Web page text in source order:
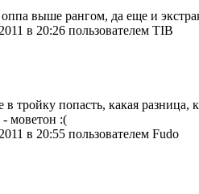
выше рангом, да еще и
в 20:26 пользователем TIB
тройку попасть, какая разница,
- моветон :(
в 20:55 пользователем Fudo